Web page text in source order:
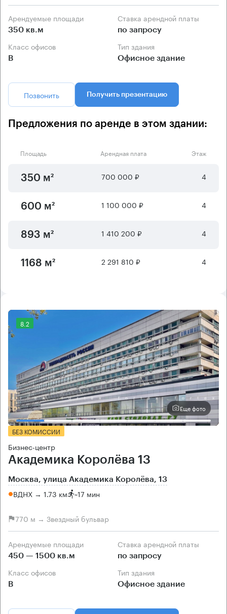
Арендуемые площади
350 кв.м
Ставка арендной платы
по запросу
Класс офисов
B
Тип здания
Офисное здание
Позвонить Получить презентацию
Предложения по аренде в этом здании:
Площадь Арендная плата Этаж
350 м² 700 000 ₽ 4
600 м² 1 100 000 ₽ 4
893 м² 1 410 200 ₽ 4
1168 м² 2 291 810 ₽ 4
8.2
Еще фото
БЕЗ КОМИССИИ
Бизнес-центр
Академика Королёва 13
Москва, улица Академика Королёва, 13
ВДНХ → 1.73 км ~17 мин
770 м → Звездный бульвар
Арендуемые площади
450 — 1500 кв.м
Ставка арендной платы
по запросу
Класс офисов
B
Тип здания
Офисное здание